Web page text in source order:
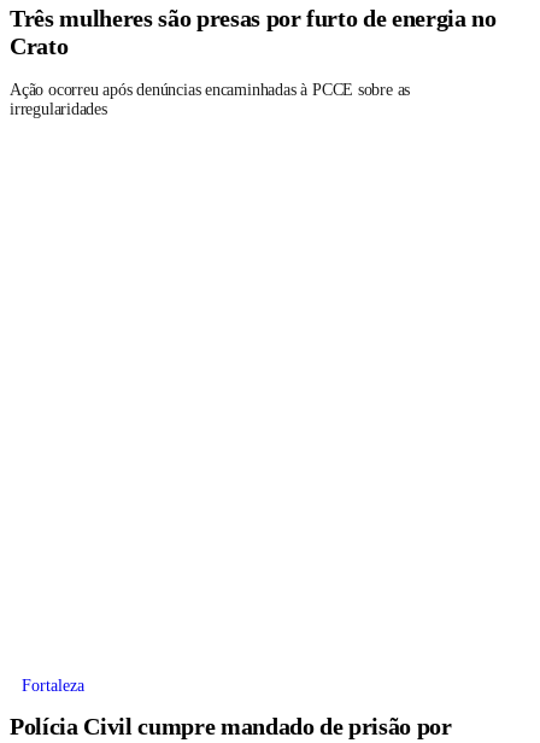
PCCE e Enel
Três mulheres são presas por furto de energia no
Crato
Ação ocorreu após denúncias encaminhadas à PCCE sobre as
Fortaleza